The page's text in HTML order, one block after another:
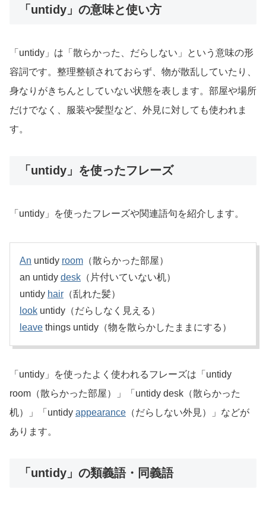
「untidy」の意味と使い方
「untidy」は「散らかった、だらしない」という意味の形
容詞です。整理整頓されておらず、物が散乱していたり、
身なりがきちんとしていない状態を表します。部屋や場所
だけでなく、服装や髪型など、外見に対しても使われま
す。
「untidy」を使ったフレーズ
「untidy」を使ったフレーズや関連語句を紹介します。
An untidy room （散らかった部屋）
an untidy desk （片付いていない机）
untidy hair （乱れた髪）
look untidy（だらしなく見える）
leave things untidy（物を散らかしたままにする）
「untidy」を使ったよく使われるフレーズは「untidy
room（散らかった部屋）」「untidy desk（散らかった
机）」「untidy appearance （だらしない外見）」などが
あります。
「untidy」の類義語・同義語